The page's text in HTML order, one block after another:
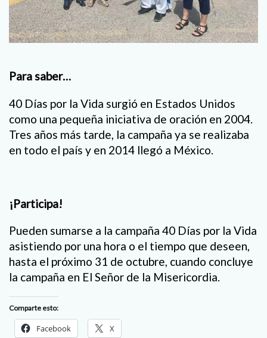
Para saber…
40 Días por la Vida surgió en Estados Unidos
como una pequeña iniciativa de oración en 2004.
Tres años más tarde, la campaña ya se realizaba
en todo el país y en 2014 llegó a México.
¡Participa!
Pueden sumarse a la campaña 40 Días por la Vida
asistiendo por una hora o el tiempo que deseen,
hasta el próximo 31 de octubre, cuando concluye
la campaña en El Señor de la Misericordia.
Comparte esto:
Facebook X